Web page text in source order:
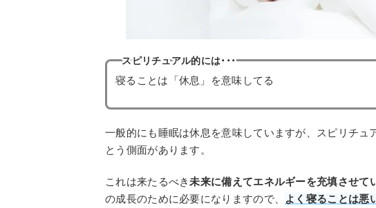
スピリチュアル的には･･･
寝ることは「休息」を意味してる
一般的にも睡眠は休息を意味していますが、スピリチュ
とう側面があります。
これは来たるべき未来に備えてエネルギーを充填させて
の成長のために必要になりますので、
よく寝ることは悪